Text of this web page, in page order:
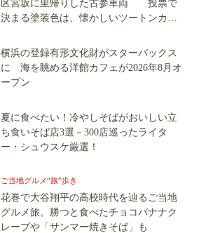
区宮坂に里帰りした古参車両 投票で
決まる塗装色は、懐かしいツートンカラ
横浜の登録有形文化財がスターバックス
に 海を眺める洋館カフェが2026年8月オ
ープン
夏に食べたい！冷やしそばがおいしい立
ち食いそば店3選－300店巡ったライタ
ー・シュウスケ厳選！
ご当地グルメ“旅”歩き
花巻で大谷翔平の高校時代を辿るご当地
グルメ旅。勝つと食べたチョコバナナク
レープや「サンマー焼きそば」も